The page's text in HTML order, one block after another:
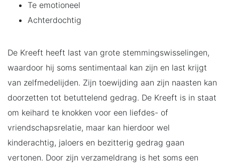
Te emotioneel
Achterdochtig
De Kreeft heeft last van grote stemmingswisselingen,
waardoor hij soms sentimentaal kan zijn en last krijgt
van zelfmedelijden. Zijn toewijding aan zijn naasten kan
doorzetten tot betuttelend gedrag. De Kreeft is in staat
om keihard te knokken voor een liefdes- of
vriendschapsrelatie, maar kan hierdoor wel
kinderachtig, jaloers en bezitterig gedrag gaan
vertonen. Door zijn verzameldrang is het soms een